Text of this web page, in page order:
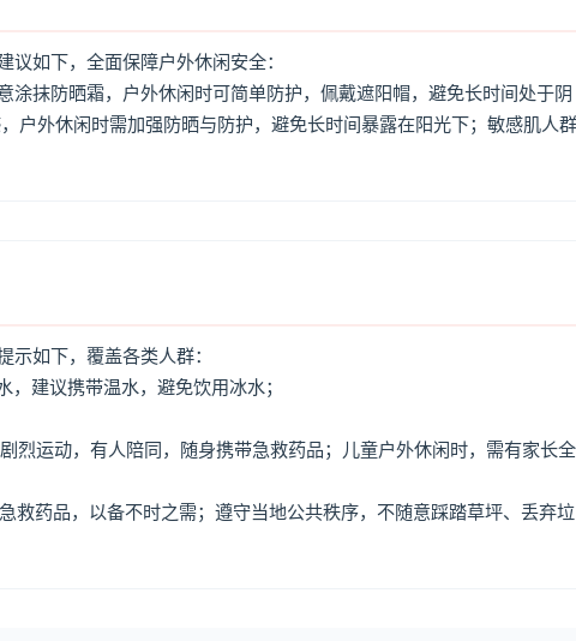
如下，全面保障户外休闲安全：
抹防晒霜，户外休闲时可简单防护，佩戴遮阳帽，避免长时间处于阴
户外休闲时需加强防晒与防护，避免长时间暴露在阳光下；敏感肌人群
如下，覆盖各类人群：
建议携带温水，避免饮用冰水；
烈运动，有人陪同，随身携带急救药品；儿童户外休闲时，需有家长全
救药品，以备不时之需；遵守当地公共秩序，不随意踩踏草坪、丢弃垃